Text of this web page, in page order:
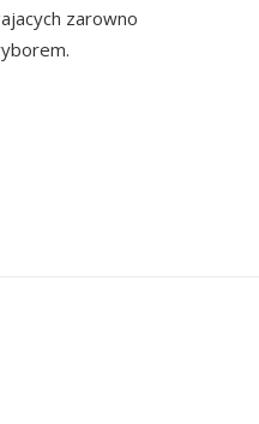
zarowno